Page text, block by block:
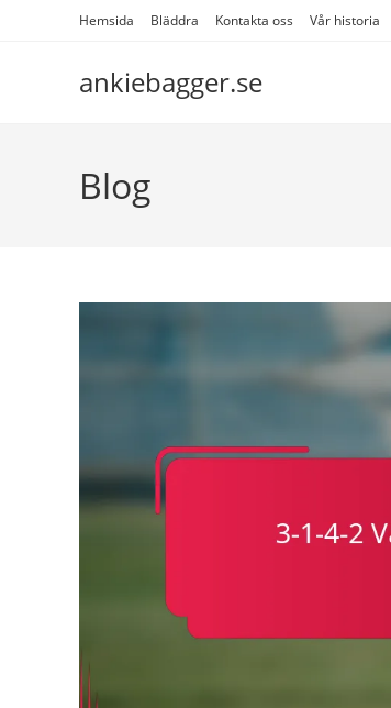
Hemsida Bläddra Kontakta oss Vår historia
ankiebagger.se
Blog